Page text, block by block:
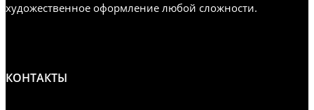
художественное оформление любой сложности.
КОНТАКТЫ